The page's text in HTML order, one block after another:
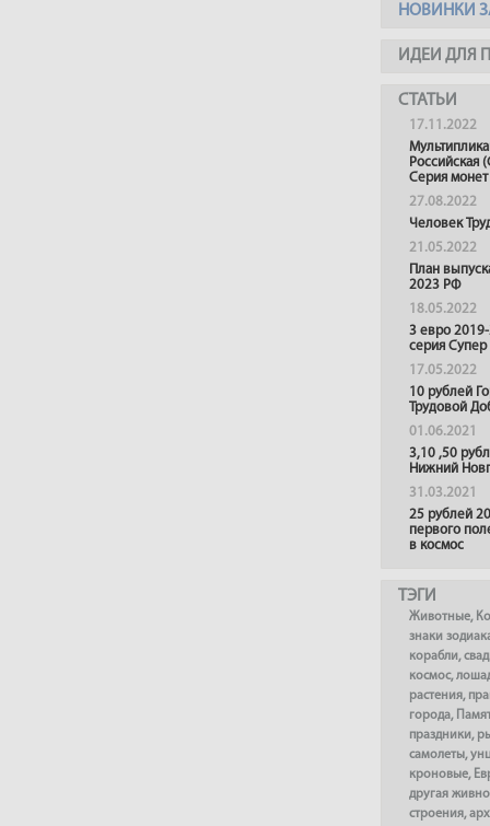
НОВИНКИ
ИДЕИ ДЛЯ
СТАТЬИ
17.11.2022
Российская
Серия монет
27.08.2022
Человек
21.05.2022
План
2023 РФ
18.05.2022
3 евро
серия
17.05.2022
10 рублей
Трудовой
01.06.2021
3,10 ,50
Нижний
31.03.2021
25 рублей
первого
в космос
ТЭГИ
Животные,
знаки
корабли,
космос,
растения,
города,
праздники,
самолеты,
кроновые,
другая
строения,